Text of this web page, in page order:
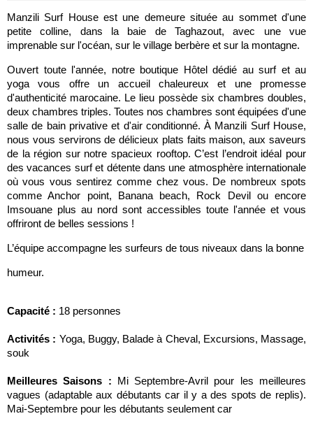
Manzili Surf House est une demeure située au sommet d'une
petite colline, dans la baie de Taghazout, avec une vue
imprenable sur l'océan, sur le village berbère et sur la montagne.
Ouvert toute l'année, notre boutique Hôtel dédié au surf et au
yoga vous offre un accueil chaleureux et une promesse
d'authenticité marocaine. Le lieu possède six chambres doubles,
deux chambres triples. Toutes nos chambres sont équipées d'une
salle de bain privative et d'air conditionné. À Manzili Surf House,
nous vous servirons de délicieux plats faits maison, aux saveurs
de la région sur notre spacieux rooftop. C’est l’endroit idéal pour
des vacances surf et détente dans une atmosphère internationale
où vous vous sentirez comme chez vous. De nombreux spots
comme Anchor point, Banana beach, Rock Devil ou encore
Imsouane plus au nord sont accessibles toute l'année et vous
offriront de belles sessions !
L’équipe accompagne les surfeurs de tous niveaux dans la bonne
humeur.
Capacité : 18 personnes
Activités : Yoga, Buggy, Balade à Cheval, Excursions, Massage,
souk
Meilleures Saisons : Mi Septembre-Avril pour les meilleures
vagues (adaptable aux débutants car il y a des spots de replis).
Mai-Septembre pour les débutants seulement car